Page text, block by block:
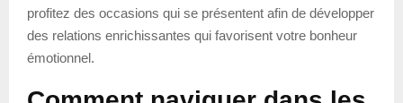
profitez des occasions qui se présentent afin de développer
des relations enrichissantes qui favorisent votre bonheur
émotionnel.